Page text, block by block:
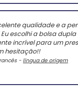
qualidade e a
escolhi a bolsa dupla
incrível para um
hesitação!!
- língua de origem